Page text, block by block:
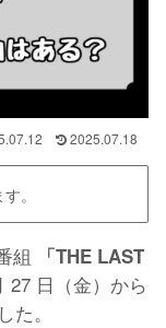
2025.07.18
。
組
「THE LAST
27 日（金）から
。